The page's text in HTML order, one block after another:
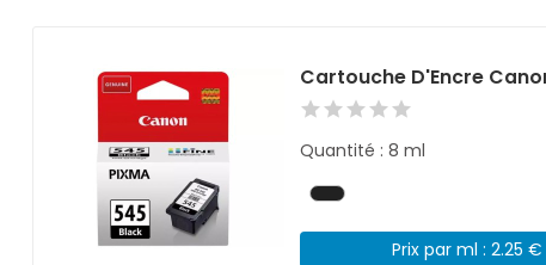
Cartouche D'Encre
Quantité : 8 ml
Prix par ml : 2.25 €